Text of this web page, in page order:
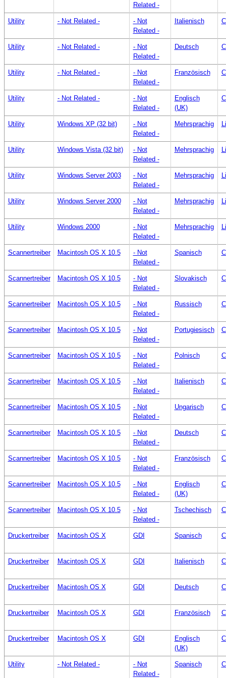
Related -
Utility - Not Related -
- Not
Related -
Italienisch
Utility - Not Related -
- Not
Related -
Deutsch
Utility - Not Related -
- Not
Related -
Französisch
Utility - Not Related -
- Not
Related -
Englisch
(UK)
Utility Windows XP (32 bit)
- Not
Related -
Mehrsprachig
Utility Windows Vista (32 bit)
- Not
Related -
Mehrsprachig
Utility Windows Server 2003
- Not
Related -
Mehrsprachig
Utility Windows Server 2000
- Not
Related -
Mehrsprachig
Utility Windows 2000
- Not
Related -
Mehrsprachig
Scannertreiber Macintosh OS X 10.5
- Not
Related -
Spanisch
Scannertreiber Macintosh OS X 10.5
- Not
Related -
Slovakisch
Scannertreiber Macintosh OS X 10.5
- Not
Related -
Russisch
Scannertreiber Macintosh OS X 10.5
- Not
Related -
Portugiesisch
Scannertreiber Macintosh OS X 10.5
- Not
Related -
Polnisch
Scannertreiber Macintosh OS X 10.5
- Not
Related -
Italienisch
Scannertreiber Macintosh OS X 10.5
- Not
Related -
Ungarisch
Scannertreiber Macintosh OS X 10.5
- Not
Related -
Deutsch
Scannertreiber Macintosh OS X 10.5
- Not
Related -
Französisch
Scannertreiber Macintosh OS X 10.5
- Not
Related -
Englisch
(UK)
Scannertreiber Macintosh OS X 10.5
- Not
Related -
Tschechisch
Druckertreiber Macintosh OS X GDI Spanisch
Druckertreiber Macintosh OS X GDI Italienisch
Druckertreiber Macintosh OS X GDI Deutsch
Druckertreiber Macintosh OS X GDI Französisch
Druckertreiber Macintosh OS X GDI
Englisch
(UK)
Utility - Not Related -
- Not
Related -
Spanisch